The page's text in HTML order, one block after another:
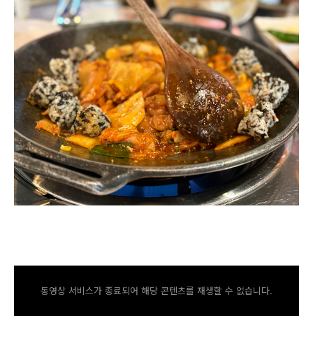
동영상 서비스가 종료되어 해당 콘텐츠를 재생할 수 없습니다.